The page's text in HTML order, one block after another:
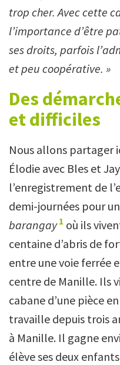
trop cher. Avec cette
l’importance d’être
ses droits, parfois
et peu coopérative. »
Des
et difficiles
Nous allons partager
Élodie avec Bles et
l’enregistrement de
demi-journées pour
barangay 1 où ils
centaine d’abris de
entre une voie ferrée
centre de Manille. Ils
cabane d’une pièce
travaille depuis trois
à Manille. Il gagne
élève ses deux